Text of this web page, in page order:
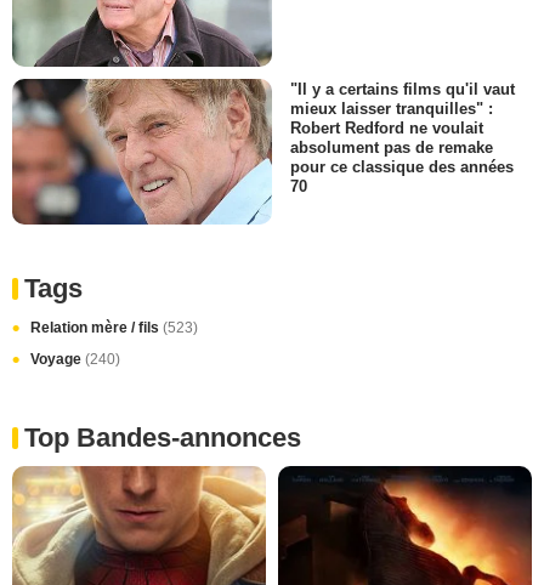
"Il y a certains films qu'il vaut
mieux laisser tranquilles" :
Robert Redford ne voulait
absolument pas de remake
pour ce classique des années
70
Tags
Relation mère / fils (523)
Voyage (240)
Top Bandes-annonces